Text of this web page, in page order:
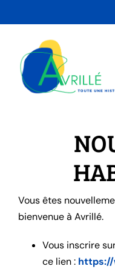
to
Vivre & Habiter
Vous êtes
bienvenue à Avrillé.
Vous inscrire
ce lien :